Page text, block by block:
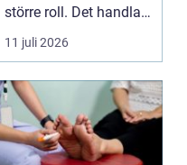
större roll. Det handlar
inte bara om att skapa
en...
11 juli 2026